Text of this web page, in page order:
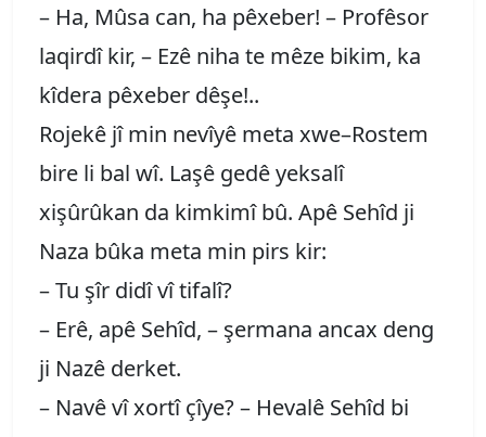
– Ha, Mûsa can, ha pêxeber! – Profêsor
laqirdî kir, – Ezê niha te mêze bikim, ka
kîdera pêxeber dêşe!..
Rojekê jî min nevîyê meta xwe–Rostem
bire li bal wî. Laşê gedê yeksalî
xişûrûkan da kimkimî bû. Apê Sehîd ji
Naza bûka meta min pirs kir:
– Tu şîr didî vî tifalî?
– Erê, apê Sehîd, – şermana ancax deng
ji Nazê derket.
– Navê vî xortî çîye? – Hevalê Sehîd bi